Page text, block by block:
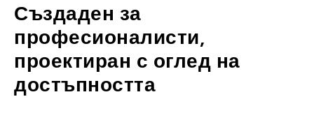
Създаден за
професионалисти,
проектиран с оглед на
достъпността